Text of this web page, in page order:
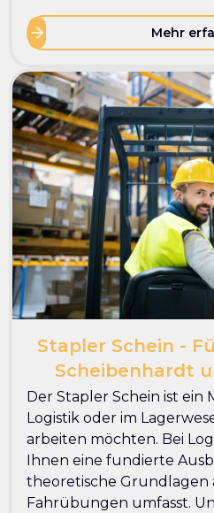
Mehr
Stapler Schein -
Scheibenhardt
Der Stapler Schein ist ein
Logistik oder im
arbeiten möchten. Bei
Ihnen eine fundierte
theoretische Grundlagen
Fahrübungen umfasst.